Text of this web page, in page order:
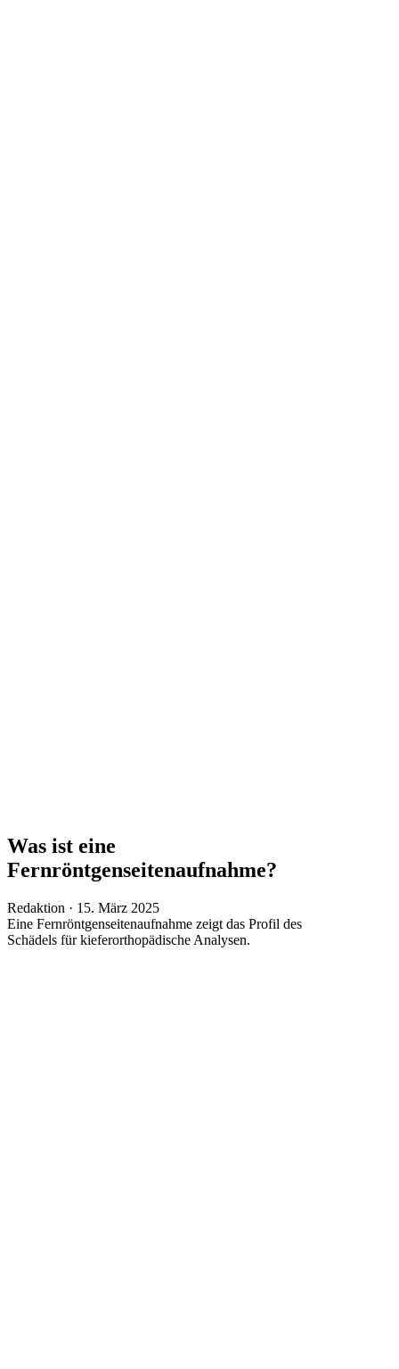
Was ist eine
Fernröntgenseitenaufnahme?
Redaktion · Veröffentlicht
am
15. März 2025
Eine Fernröntgenseitenaufnahme zeigt das Profil des
Schädels für kieferorthopädische Analysen.